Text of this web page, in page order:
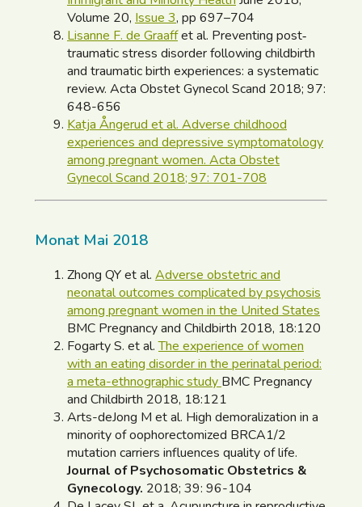
Volume 20, Issue 3, pp 697–704
Lisanne F. de Graaffet al. Preventing post‐
traumatic stress disorder following childbirth
and traumatic birth experiences: a systematic
review. Acta Obstet Gynecol Scand 2018; 97:
648-656
Katja Ångerud et al. Adverse childhood
experiences and depressive symptomatology
among pregnant women. Acta Obstet
Gynecol Scand 2018; 97: 701-708
Monat Mai 2018
Zhong QY et al. Adverse obstetric and
neonatal outcomes complicated by psychosis
among pregnant women in the United States
BMC Pregnancy and Childbirth 2018, 18:120
Fogarty S. et al.The experience of women
with an eating disorder in the perinatal period:
a meta-ethnographic study BMC Pregnancy
and Childbirth 2018, 18:121
Arts-deJong M et al. High demoralization in a
minority of oophorectomized BRCA1/2
mutation carriers influences quality of life.
Journal of Psychosomatic Obstetrics &
Gynecology. 2018; 39: 96-104